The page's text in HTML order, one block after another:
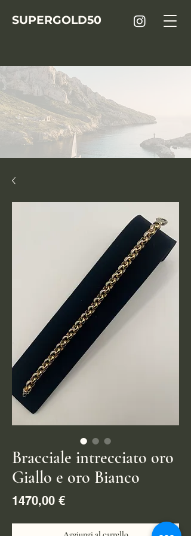
SUPERGOLD50
Bracciale intrecciato oro
Giallo e oro Bianco
1470,00 €Prezzo